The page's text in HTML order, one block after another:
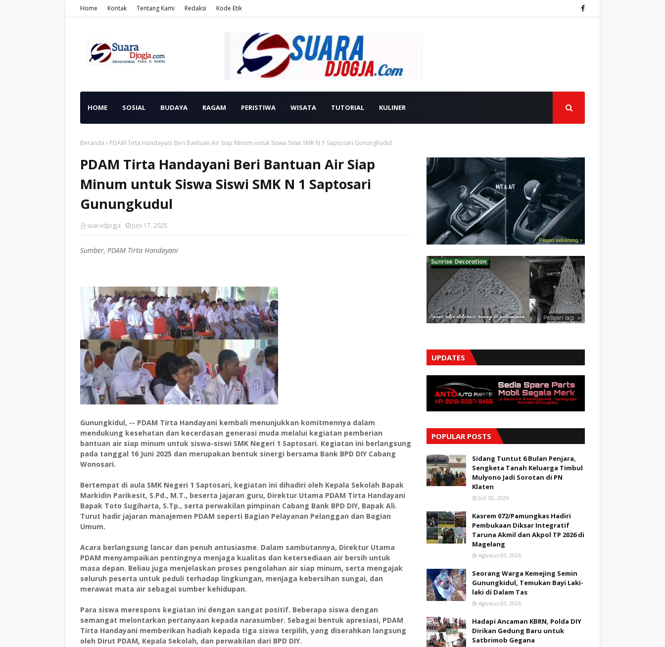
Home Kontak Tentang Kami Redaksi Kode Etik
HOME SOSIAL BUDAYA RAGAM PERISTIWA WISATA TUTORIAL KULINER
Beranda PDAM Tirta Handayani Beri Bantuan Air Siap Minum untuk Siswa Siswi SMK N 1 Saptosari Gunungkudul
PDAM Tirta Handayani Beri Bantuan Air Siap
Minum untuk Siswa Siswi SMK N 1 Saptosari
Gunungkudul
suaradjogja Juni 17, 2025
Sumber, PDAM Tirta Handayani
Gunungkidul, -- PDAM Tirta Handayani kembali menunjukkan komitmennya dalam
mendukung kesehatan dan kecerdasan generasi muda melalui kegiatan pemberian
bantuan air siap minum untuk siswa-siswi SMK Negeri 1 Saptosari. Kegiatan ini berlangsung
pada tanggal 16 Juni 2025 dan merupakan bentuk sinergi bersama Bank BPD DIY Cabang
Wonosari.
Bertempat di aula SMK Negeri 1 Saptosari, kegiatan ini dihadiri oleh Kepala Sekolah Bapak
Markidin Parikesit, S.Pd., M.T., beserta jajaran guru, Direktur Utama PDAM Tirta Handayani
Bapak Toto Sugiharta, S.Tp., serta perwakilan pimpinan Cabang Bank BPD DIY, Bapak Ali.
Turut hadir jajaran manajemen PDAM seperti Bagian Pelayanan Pelanggan dan Bagian
Umum.
Acara berlangsung lancar dan penuh antusiasme. Dalam sambutannya, Direktur Utama
PDAM menyampaikan pentingnya menjaga kualitas dan ketersediaan air bersih untuk
masa depan. Beliau juga menjelaskan proses pengolahan air siap minum, serta mengajak
seluruh peserta untuk peduli terhadap lingkungan, menjaga kebersihan sungai, dan
merawat mata air sebagai sumber kehidupan.
Para siswa merespons kegiatan ini dengan sangat positif. Beberapa siswa dengan
semangat melontarkan pertanyaan kepada narasumber. Sebagai bentuk apresiasi, PDAM
Tirta Handayani memberikan hadiah kepada tiga siswa terpilih, yang diserahkan langsung
oleh Dirut PDAM, Kepala Sekolah, dan perwakilan dari BPD DIY.
UPDATES
POPULAR POSTS
Sidang Tuntut 6 Bulan Penjara,
Sengketa Tanah Keluarga Timbul
Mulyono Jadi Sorotan di PN
Klaten
Juli 30, 2026
Kasrem 072/Pamungkas Hadiri
Pembukaan Diksar Integratif
Taruna Akmil dan Akpol TP 2026 di
Magelang
Agustus 03, 2026
Seorang Warga Kemejing Semin
Gunungkidul, Temukan Bayi Laki-
laki di Dalam Tas
Agustus 03, 2026
Hadapi Ancaman KBRN, Polda DIY
Dirikan Gedung Baru untuk
Satbrimob Gegana